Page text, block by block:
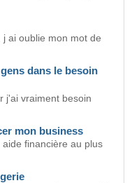
ai oublie mon mot de
dans le besoin
j'ai vraiment besoin
mon business
financière au plus